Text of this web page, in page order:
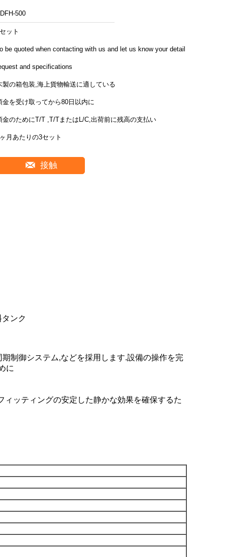
500
ット
be quoted when contacting with us and let us know your detail
and specifications
製の箱包装,海上貨物輸送に適している
金を受け取ってから80日以内に
金のためにT/T ,T/TまたはL/C,出荷前に残高の支払い
月あたりの3セット
接触
ンク
制御システム,などを採用します.設備の操作を完
に
ッティングの安定した静かな効果を確保するた